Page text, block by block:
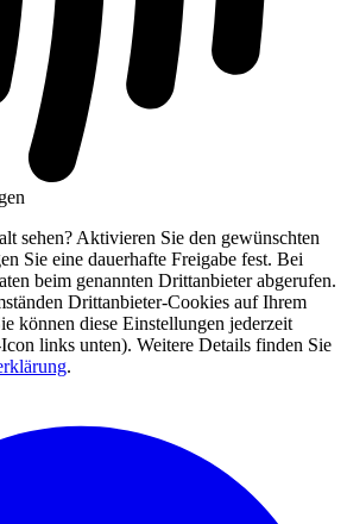
sehen? Aktivieren Sie den gewünschten
Sie eine dauerhafte Freigabe fest. Bei
beim genannten Drittanbieter abgerufen.
Drittanbieter-Cookies auf Ihrem
können diese Einstellungen jederzeit
links unten). Weitere Details finden Sie
.